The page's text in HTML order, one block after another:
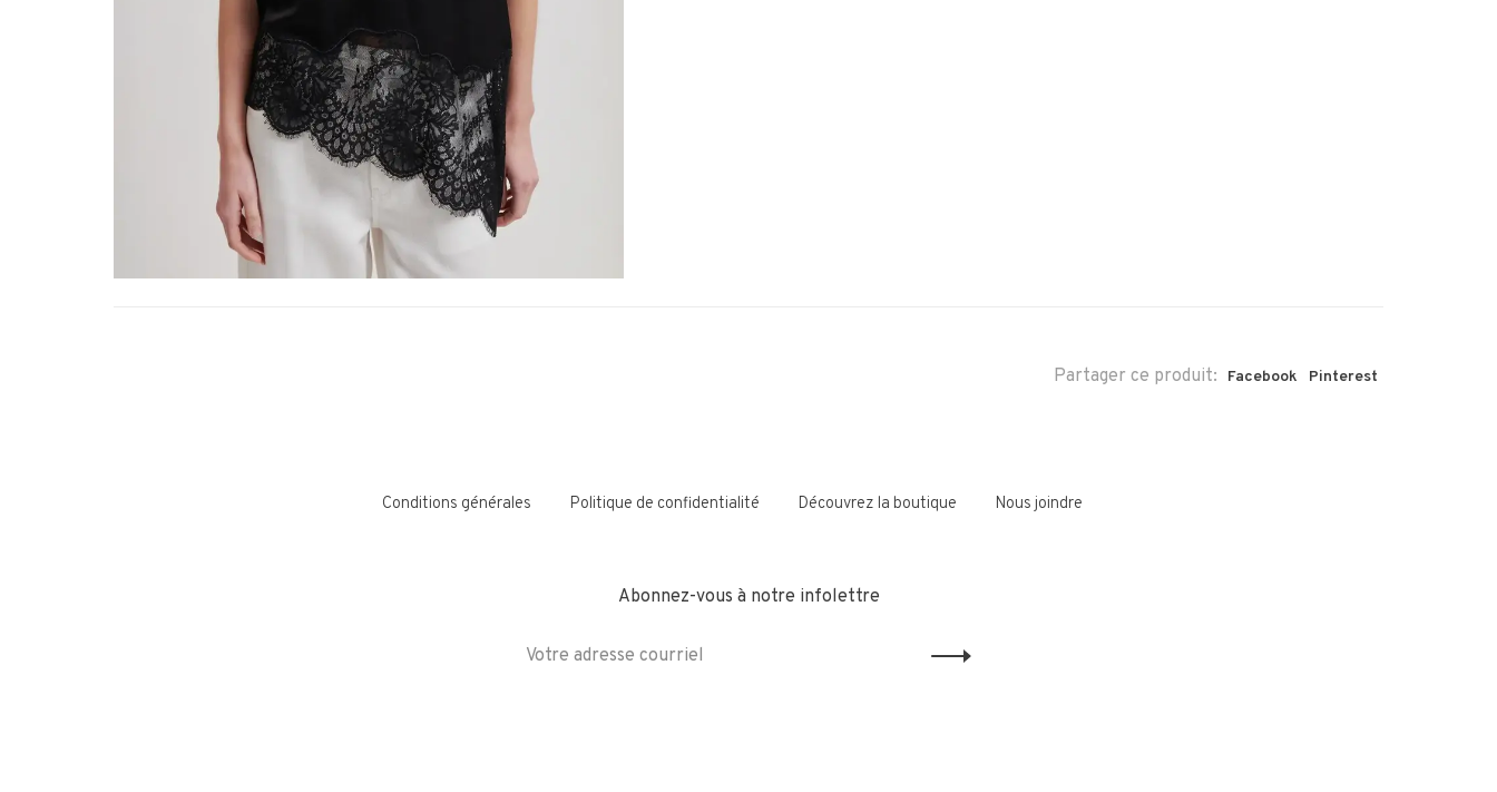
Partager ce produit: Facebook Pinterest
Conditions générales Politique de confidentialité Découvrez la boutique Nous joindre
Abonnez-vous à notre infolettre